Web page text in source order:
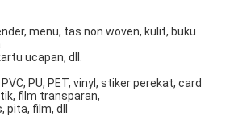
menu, tas non woven, kulit, buku
ucapan, dll.
PU, ​​PET, vinyl, stiker perekat, card
film transparan,
pita, film, dll